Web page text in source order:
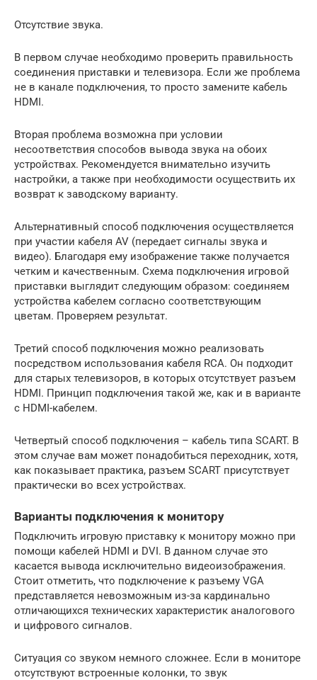
Отсутствие звука.
В первом случае необходимо проверить правильность
соединения приставки и телевизора. Если же проблема
не в канале подключения, то просто замените кабель
HDMI.
Вторая проблема возможна при условии
несоответствия способов вывода звука на обоих
устройствах. Рекомендуется внимательно изучить
настройки, а также при необходимости осуществить их
возврат к заводскому варианту.
Альтернативный способ подключения осуществляется
при участии кабеля AV (передает сигналы звука и
видео). Благодаря ему изображение также получается
четким и качественным. Схема подключения игровой
приставки выглядит следующим образом: соединяем
устройства кабелем согласно соответствующим
цветам. Проверяем результат.
Третий способ подключения можно реализовать
посредством использования кабеля RCA. Он подходит
для старых телевизоров, в которых отсутствует разъем
HDMI. Принцип подключения такой же, как и в варианте
с HDMI-кабелем.
Четвертый способ подключения – кабель типа SCART. В
этом случае вам может понадобиться переходник, хотя,
как показывает практика, разъем SCART присутствует
практически во всех устройствах.
Варианты подключения к монитору
Подключить игровую приставку к монитору можно при
помощи кабелей HDMI и DVI. В данном случае это
касается вывода исключительно видеоизображения.
Стоит отметить, что подключение к разъему VGA
представляется невозможным из-за кардинально
отличающихся технических характеристик аналогового
и цифрового сигналов.
Ситуация со звуком немного сложнее. Если в мониторе
отсутствуют встроенные колонки, то звук